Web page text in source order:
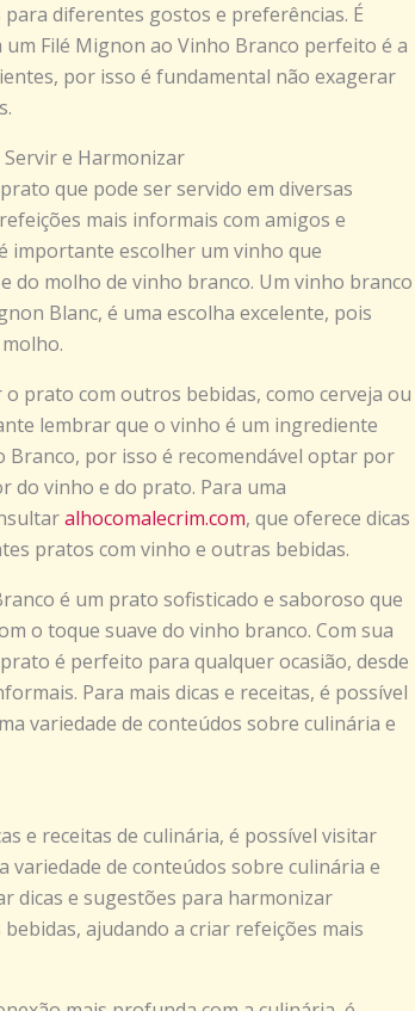
diferentes gostos e preferências. É
Filé Mignon ao Vinho Branco perfeito é a
por isso é fundamental não exagerar
e Harmonizar
que pode ser servido em diversas
mais informais com amigos e
importante escolher um vinho que
do molho de vinho branco. Um vinho branco
Blanc, é uma escolha excelente, pois
prato com outros bebidas, como cerveja ou
lembrar que o vinho é um ingrediente
por isso é recomendável optar por
do vinho e do prato. Para uma
alhocomalecrim.com, que oferece dicas
pratos com vinho e outras bebidas.
é um prato sofisticado e saboroso que
o toque suave do vinho branco. Com sua
é perfeito para qualquer ocasião, desde
Para mais dicas e receitas, é possível
variedade de conteúdos sobre culinária e
e receitas de culinária, é possível visitar
variedade de conteúdos sobre culinária e
dicas e sugestões para harmonizar
ajudando a criar refeições mais